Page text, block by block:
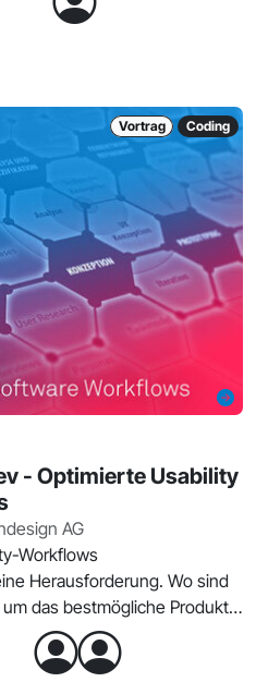
Vortrag Coding
- Optimierte Usability
AG
Workflows
Herausforderung. Wo sind
das bestmögliche Produkt